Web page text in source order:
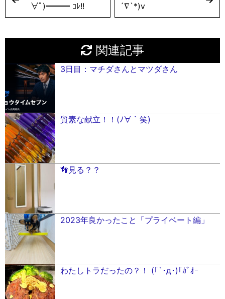
∀ﾟ)━━━ ｺﾚ!!
´∇`*)v
関連記事
3日目：マチダさんとマツダさん
質素な献立！！(ﾉ∀｀笑)
👣見る？？
2023年良かったこと「プライベート編」
わたしトラだったの？！ (｢`･д･)｢ｶﾞｵｰ